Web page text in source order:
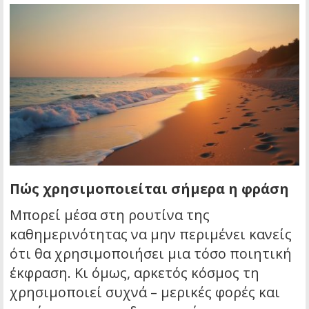
Πώς χρησιμοποιείται σήμερα η φράση
Μπορεί μέσα στη ρουτίνα της
καθημερινότητας να μην περιμένει κανείς
ότι θα χρησιμοποιήσει μια τόσο ποιητική
έκφραση. Κι όμως, αρκετός κόσμος τη
χρησιμοποιεί συχνά – μερικές φορές και